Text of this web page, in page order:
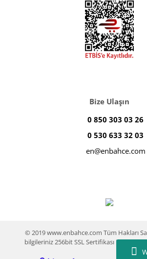
Bize Ulaşın
0 850 303 03 26
0 530 633 32 03
en@enbahce.com
© 2019 www.enbahce.com Tüm Hakları
bilgileriniz 256bit SSL Sertifikası ile %100